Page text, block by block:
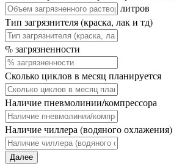
литров
Тип загрязнителя (краска, лак и тд)
% загрязненности
Сколько циклов в месяц планируется
Наличие пневмолинии/компрессора
Наличие чиллера (водяного охлажения)
Далее